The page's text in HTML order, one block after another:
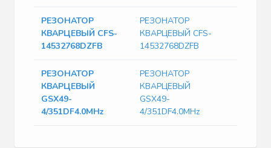
РЕЗОНАТОР
КВАРЦЕВЫЙ CFS-
14532768DZFB
РЕЗОНАТОР
КВАРЦЕВЫЙ CFS-
14532768DZFB
РЕЗОНАТОР
КВАРЦЕВЫЙ
GSX49-
4/351DF4.0MHz
РЕЗОНАТОР
КВАРЦЕВЫЙ
GSX49-
4/351DF4.0MHz